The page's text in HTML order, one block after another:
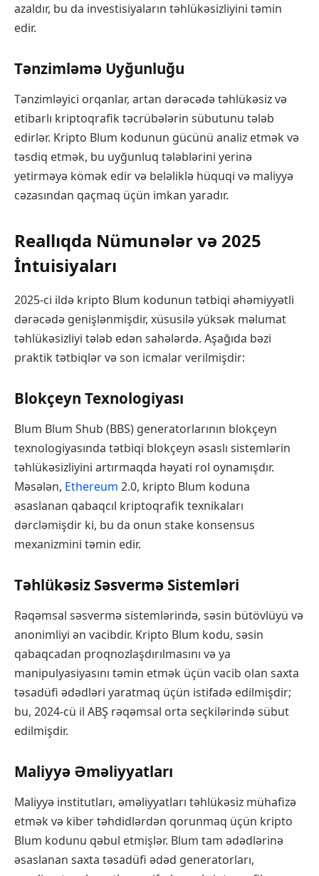
azaldır, bu da investisiyaların təhlükəsizliyini təmin
edir.
Tənzimləmə Uyğunluğu
Tənzimləyici orqanlar, artan dərəcədə təhlükəsiz və
etibarlı kriptoqrafik təcrübələrin sübutunu tələb
edirlər. Kripto Blum kodunun gücünü analiz etmək və
təsdiq etmək, bu uyğunluq tələblərini yerinə
yetirməyə kömək edir və beləliklə hüquqi və maliyyə
cəzasından qaçmaq üçün imkan yaradır.
Reallıqda Nümunələr və 2025
İntuisiyaları
2025-ci ildə kripto Blum kodunun tətbiqi əhəmiyyətli
dərəcədə genişlənmişdir, xüsusilə yüksək məlumat
təhlükəsizliyi tələb edən sahələrdə. Aşağıda bəzi
praktik tətbiqlər və son icmalar verilmişdir:
Blokçeyn Texnologiyası
Blum Blum Shub (BBS) generatorlarının blokçeyn
texnologiyasında tətbiqi blokçeyn əsaslı sistemlərin
təhlükəsizliyini artırmaqda həyati rol oynamışdır.
Məsələn, Ethereum 2.0, kripto Blum koduna
əsaslanan qabaqcıl kriptoqrafik texnikaları
dərcləmişdir ki, bu da onun stake konsensus
mexanizmini təmin edir.
Təhlükəsiz Səsvermə Sistemləri
Rəqəmsal səsvermə sistemlərində, səsin bütövlüyü və
anonimliyi ən vacibdir. Kripto Blum kodu, səsin
qabaqcadan proqnozlaşdırılmasını və ya
manipulyasiyasını təmin etmək üçün vacib olan saxta
təsadüfi ədədləri yaratmaq üçün istifadə edilmişdir;
bu, 2024-cü il ABŞ rəqəmsal orta seçkilərində sübut
edilmişdir.
Maliyyə Əməliyyatları
Maliyyə institutları, əməliyyatları təhlükəsiz mühafizə
etmək və kiber təhdidlərdən qorunmaq üçün kripto
Blum kodunu qəbul etmişlər. Blum tam ədədlərinə
əsaslanan saxta təsadüfi ədəd generatorları,